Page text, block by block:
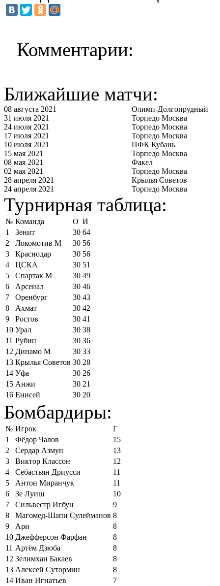
Комментарии:
Ближайшие матчи:
08 августа 2021
Олимп-Долгопрудный
31 июля 2021
Торпедо Москва
24 июля 2021
Торпедо Москва
17 июля 2021
Торпедо Москва
10 июля 2021
ПФК Кубань
15 мая 2021
Торпедо Москва
08 мая 2021
Факел
02 мая 2021
Торпедо Москва
28 апреля 2021
Крылья Советов
24 апреля 2021
Торпедо Москва
Турнирная таблица:
№ Команда О И
1
Зенит 30 64
2
Локомотив М 30 56
3
Краснодар 30 56
4
ЦСКА 30 51
5
Спартак М 30 49
6
Арсенал 30 46
7
Оренбург 30 43
8
Ахмат 30 42
9
Ростов 30 41
10 Урал 30 38
11 Рубин 30 36
12 Динамо М 30 33
13 Крылья Советов 30 28
14 Уфа 30 26
15 Анжи 30 21
16 Енисей 30 20
Бомбардиры:
№ Игрок
Г
1
Фёдор Чалов
15
2
Сердар Азмун
13
3
Виктор Классон
12
4
Себастьян Дриусси
11
5
Антон Миранчук
11
6
Зе Луиш
10
7
Сильвестр Игбун
9
8
Магомед-Шапи Сулейманов 8
9
Ари
8
10 Джефферсон Фарфан
8
11 Артём Дзюба
8
12 Зелимхан Бакаев
8
13 Алексей Сутормин
8
14 Иван Игнатьев
7